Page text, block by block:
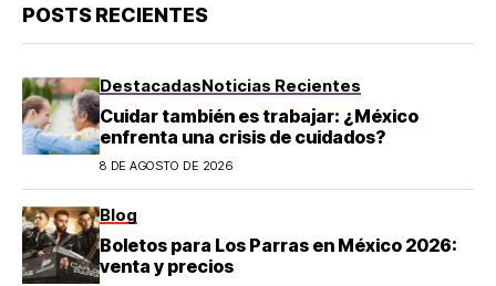
POSTS RECIENTES
DestacadasNoticias Recientes
Cuidar también es trabajar: ¿México
enfrenta una crisis de cuidados?
8 DE AGOSTO DE 2026
Blog
Boletos para Los Parras en México 2026:
venta y precios